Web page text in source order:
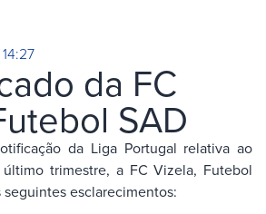
14:27
da FC
SAD
da Liga Portugal relativa ao
trimestre, a FC Vizela, Futebol
seguintes esclarecimentos: